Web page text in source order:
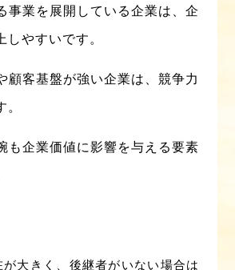
事業を展開している企業は、企
しやすいです。
顧客基盤が強い企業は、競争力
。
も企業価値に影響を与える要素
大きく、後継者がいない場合は